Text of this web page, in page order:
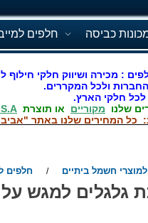
כביסה חלפים
: מכירה ושיווק חלקי חילוף
ולכל המקררים.
חלקי הארץ.
שלנו מקוריים או תוצרת
כל המחירים שלנו באתר
חשמל ביתיים / חלפים
גלגלים למגש